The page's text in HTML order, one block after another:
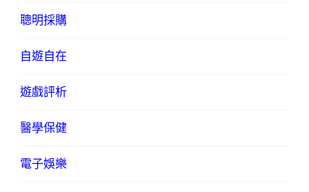
聰明採購
自遊自在
遊戲評析
醫學保健
電子娛樂